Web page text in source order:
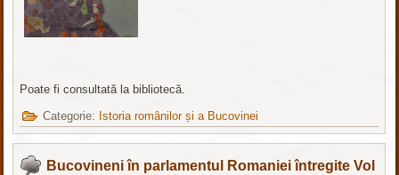
Poate fi consultată la bibliotecă.
Categorie: Istoria românilor și a Bucovinei
Bucovineni în parlamentul Romaniei întregite Vol